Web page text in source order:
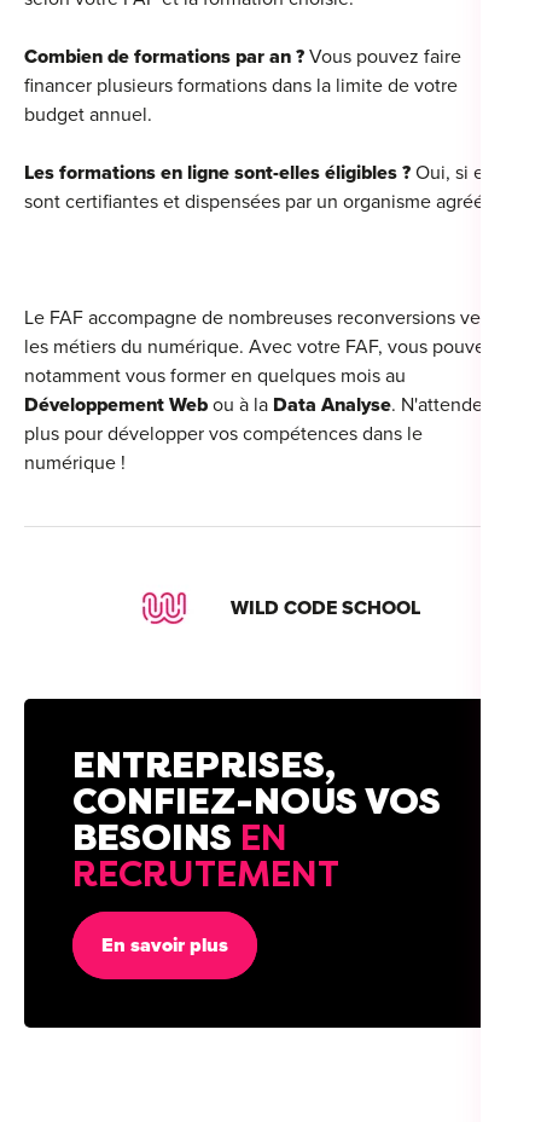
Combien de formations par an ? Vous pouvez faire
financer plusieurs formations dans la limite de votre
budget annuel.
Les formations en ligne sont-elles éligibles ? Oui, si elles
sont certifiantes et dispensées par un organisme agréé.
Le FAF accompagne de nombreuses reconversions vers
les métiers du numérique. Avec votre FAF, vous pouvez
notamment vous former en quelques mois au
Développement Web ou à la Data Analyse. N'attendez
plus pour développer vos compétences dans le
numérique !
WILD CODE SCHOOL
ENTREPRISES,
CONFIEZ-NOUS VOS
BESOINS EN
RECRUTEMENT
En savoir plus